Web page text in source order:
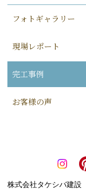
フォトギャラリー
現場レポート
完工事例
お客様の声
株式会社タケシバ建設